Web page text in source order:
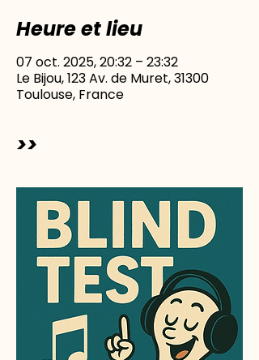
Heure et lieu
07 oct. 2025, 20:32 – 23:32
Le Bijou, 123 Av. de Muret, 31300
Toulouse, France
>>